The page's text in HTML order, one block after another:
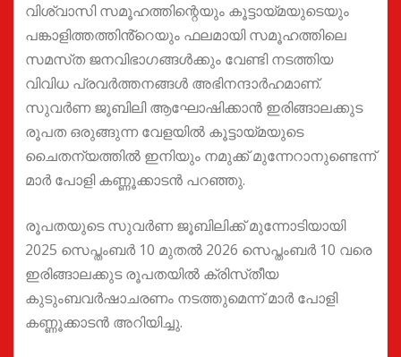
വിശ്വാസി സമൂഹത്തിന്റെയും കൂട്ടായ്‌മയുടെയും
പങ്കാളിത്തത്തിൻ്റെയും ഫലമായി സമൂഹത്തിലെ
സമസ്‌ത ജനവിഭാഗങ്ങൾക്കും വേണ്ടി നടത്തിയ
വിവിധ പ്രവർത്തനങ്ങൾ അഭിനന്ദാർഹമാണ്.
സുവർണ ജൂബിലി ആഘോഷിക്കാൻ ഇരിങ്ങാലക്കുട
രൂപത ഒരുങ്ങുന്ന വേളയിൽ കൂട്ടായ്‌മയുടെ
ചൈതന്യത്തിൽ ഇനിയും നമുക്ക് മുന്നേറാനുണ്ടെന്ന്
മാർ പോളി കണ്ണൂക്കാടൻ പറഞ്ഞു.
രൂപതയുടെ സുവർണ ജൂബിലിക്ക് മുന്നോടിയായി
2025 സെപ്തംബർ 10 മുതൽ 2026 സെപ്തംബർ 10 വരെ
ഇരിങ്ങാലക്കുട രൂപതയിൽ ക്രിസ്‌തീയ
കുടുംബവർഷാചരണം നടത്തുമെന്ന് മാർ പോളി
കണ്ണൂക്കാടൻ അറിയിച്ചു.